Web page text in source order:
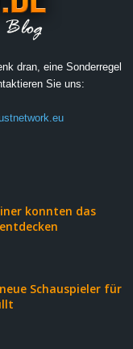
dran, eine Sonderregel
Sie uns:
konnten das
Schauspieler für